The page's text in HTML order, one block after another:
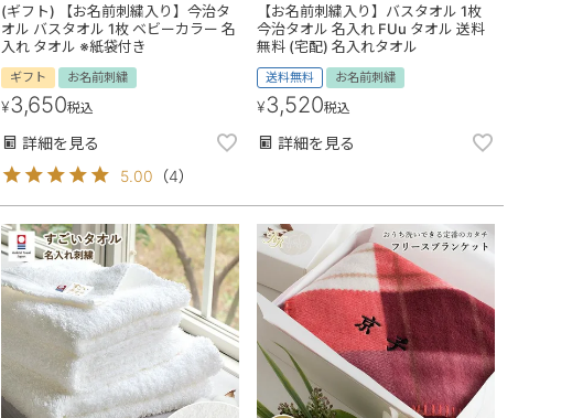
(ギフト) 【お名前刺繍入り】今治タ
オル バスタオル 1枚 ベビーカラー 名
入れ タオル ※紙袋付き
ギフト お名前刺繍
¥3,650税込
詳細を見る
5.00 （4）
【お名前刺繍入り】バスタオル 1枚
今治タオル 名入れ FUu タオル 送料
無料 (宅配) 名入れタオル
送料無料 お名前刺繍
¥3,520税込
詳細を見る